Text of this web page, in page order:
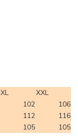
XL
XXL
102
106
112
116
105 105